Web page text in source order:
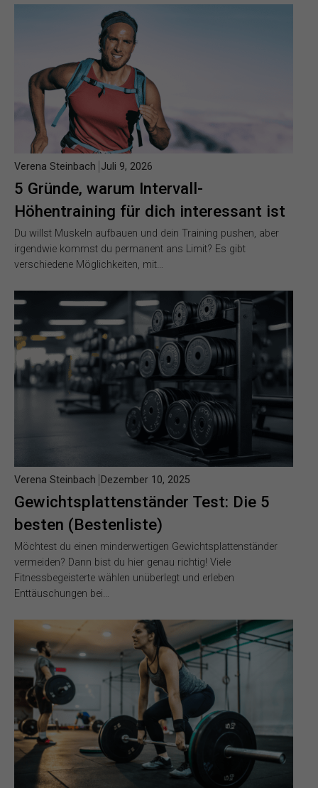
5 Gründe, warum Intervall-
Höhentraining für dich interessant ist
Verena Steinbach Juli 9, 2026
Du willst Muskeln aufbauen und dein Training pushen, aber
irgendwie kommst du permanent ans Limit? Es gibt
verschiedene Möglichkeiten, mit…
Gewichtsplattenständer Test: Die 5
besten (Bestenliste)
Verena Steinbach Dezember 10, 2025
Möchtest du einen minderwertigen Gewichtsplattenständer
vermeiden? Dann bist du hier genau richtig! Viele
Fitnessbegeisterte wählen unüberlegt und erleben
Enttäuschungen bei…